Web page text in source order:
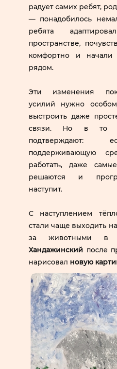
радует самих ребят,
— понадобилось
ребята
пространстве,
комфортно и начали
рядом.
Эти изменения
усилий нужно
выстроить даже
связи. Но в то
подтверждают:
поддерживающую
работать, даже
решаются и
наступит.
С наступлением
стали чаще выходить
за животными в
Хандажинский после
нарисовал новую